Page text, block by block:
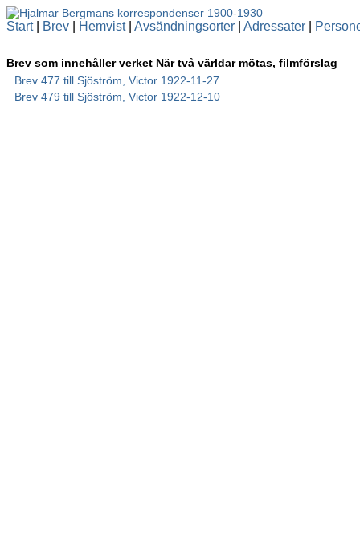
Start| Brev Hemvist| Avsändningsorter Adressater
Brev som innehåller verket När två världar mötas, filmförslag
Brev 477 till Sjöström, Victor 1922-11-27
Brev 479 till Sjöström, Victor 1922-12-10